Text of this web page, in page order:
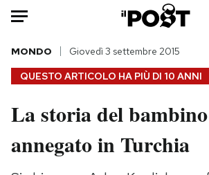
Auto
HOME
Italia
Politica
Moda
QUESTO ARTICOLO HA PIÙ DI 10 ANNI
MONDO Giovedì 3 settembre 2015
La storia del
annegato in Turchia